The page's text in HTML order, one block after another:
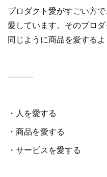
プロダクト愛がすごい方
愛しています。そのプロ
同じように商品を愛するよ
----------
・人を愛する
・商品を愛する
・サービスを愛する